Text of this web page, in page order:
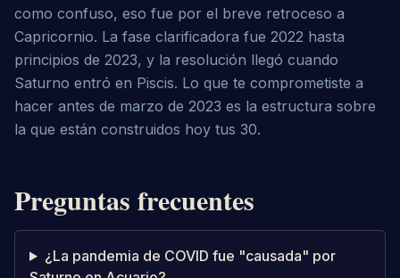
como confuso, eso fue por el breve retroceso a
Capricornio. La fase clarificadora fue 2022 hasta
principios de 2023, y la resolución llegó cuando
Saturno entró en Piscis. Lo que te comprometiste a
hacer antes de marzo de 2023 es la estructura sobre
la que están construidos hoy tus 30.
Preguntas frecuentes
¿La pandemia de COVID fue "causada" por